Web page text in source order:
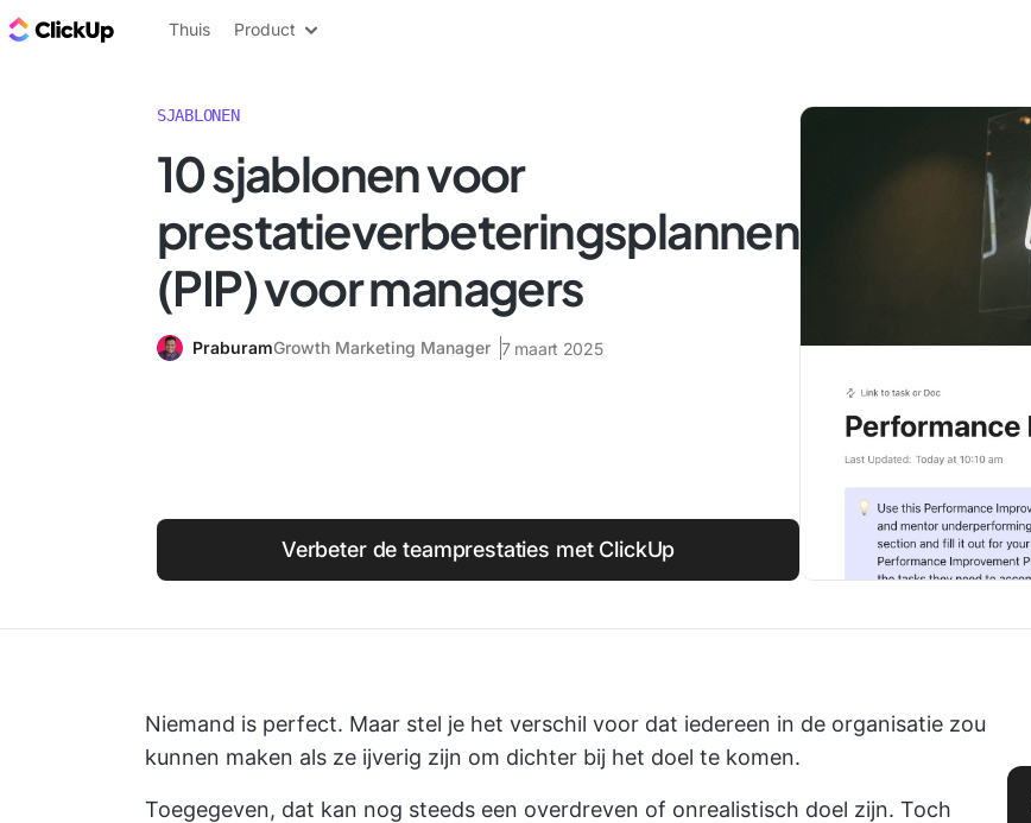
ClickUp Blog
Thuis Product
SJABLONEN
10 sjablonen voor
prestatieverbeteringsplannen
(PIP) voor managers
PraburamGrowth Marketing Manager 7 maart 2025
Verbeter de teamprestaties met ClickUp
Niemand is perfect. Maar stel je het verschil voor dat iedereen in de organisatie zou
kunnen maken als ze ijverig zijn om dichter bij het doel te komen.
Toegegeven, dat kan nog steeds een overdreven of onrealistisch doel zijn. Toch